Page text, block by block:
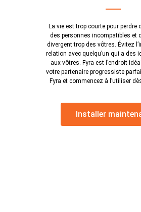
La vie est trop courte pour perdre
des personnes incompatibles et
divergent trop des vôtres. Évitez
relation avec quelqu’un qui a des
aux vôtres. Fyra est l’endroit
votre partenaire progressiste
Fyra et commencez à l’utiliser
Installer